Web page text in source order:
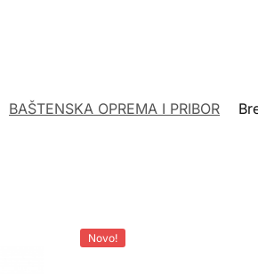
BAŠTENSKA OPREMA I PRIBOR
Novo!